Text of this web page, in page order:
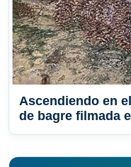
Ascendiendo en
de bagre filmada